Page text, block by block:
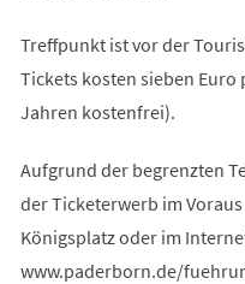
Treffpunkt ist vor der
Tickets kosten sieben
Jahren kostenfrei).
Aufgrund der begrenzten
der Ticketerwerb im
Königsplatz oder im
www.paderborn.de/